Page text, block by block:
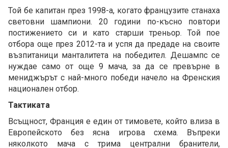
Той бе капитан през 1998-а, когато французите станаха
световни шампиони. 20 години по-късно повтори
постижението си и като старши треньор. Той пое
отбора още през 2012-та и успя да предаде на своите
възпитаници манталитета на победител. Дешампс се
нуждае само от още 9 мача, за да се превърне в
мениджърът с най-много победи начело на Френския
национален отбор.
Тактиката
Всъщност, Франция е един от тимовете, който влиза в
Европейското без ясна игрова схема. Въпреки
няколкото мача с трима централни бранители,